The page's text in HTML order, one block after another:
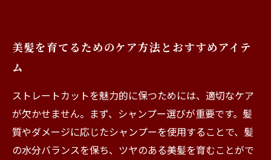
美髪を育てるためのケア方法とおすすめアイテ
ム
ストレートカットを魅力的に保つためには、適切なケア
が欠かせません。まず、シャンプー選びが重要です。髪
質やダメージに応じたシャンプーを使用することで、髪
の水分バランスを保ち、ツヤのある美髪を育むことがで